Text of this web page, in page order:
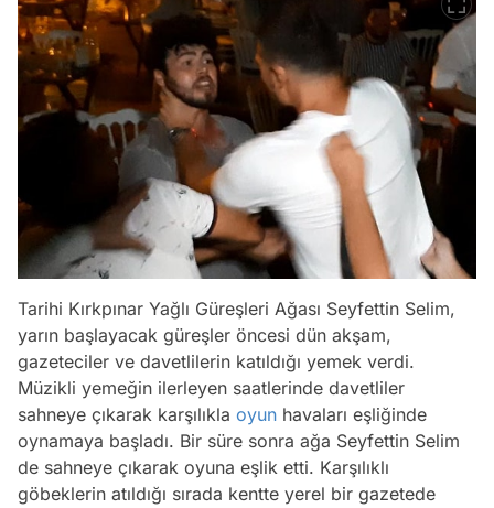
Tarihi Kırkpınar Yağlı Güreşleri Ağası Seyfettin Selim,
yarın başlayacak güreşler öncesi dün akşam,
gazeteciler ve davetlilerin katıldığı yemek verdi.
Müzikli yemeğin ilerleyen saatlerinde davetliler
sahneye çıkarak karşılıkla oyun havaları eşliğinde
oynamaya başladı. Bir süre sonra ağa Seyfettin Selim
de sahneye çıkarak oyuna eşlik etti. Karşılıklı
göbeklerin atıldığı sırada kentte yerel bir gazetede